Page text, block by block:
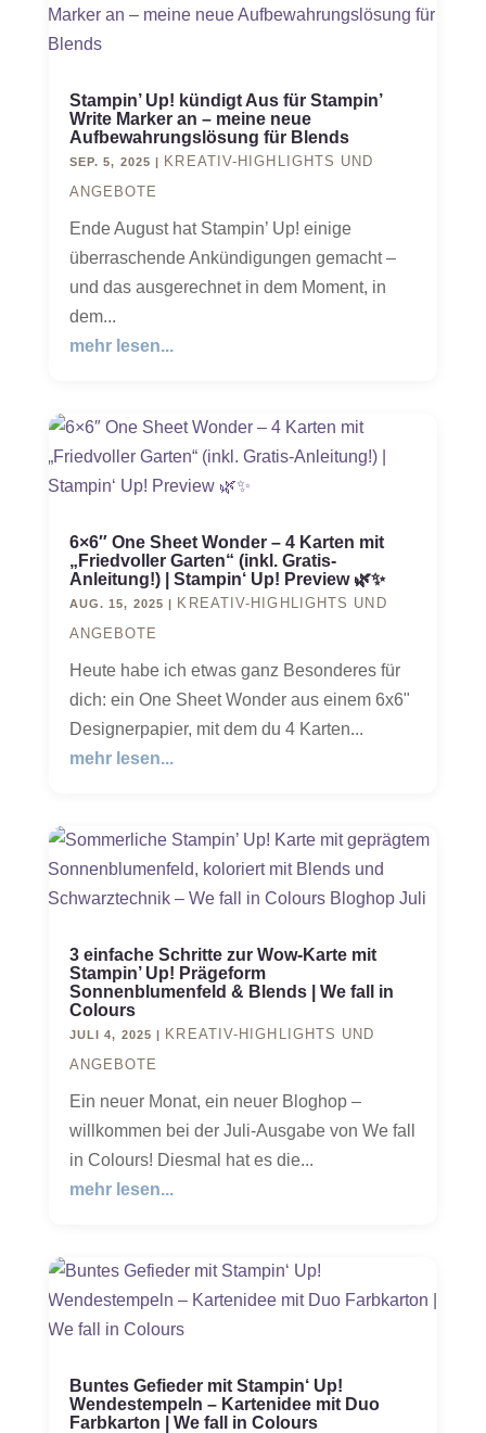
Stampin’ Up! kündigt Aus für Stampin’
Write Marker an – meine neue
Aufbewahrungslösung für Blends
SEP. 5, 2025 | KREATIV-HIGHLIGHTS UND
ANGEBOTE
Ende August hat Stampin’ Up! einige
überraschende Ankündigungen gemacht –
und das ausgerechnet in dem Moment, in
dem...
mehr lesen...
6×6″ One Sheet Wonder – 4 Karten mit
„Friedvoller Garten“ (inkl. Gratis-
Anleitung!) | Stampin‘ Up! Preview 🌿✨
AUG. 15, 2025 | KREATIV-HIGHLIGHTS UND
ANGEBOTE
Heute habe ich etwas ganz Besonderes für
dich: ein One Sheet Wonder aus einem 6x6"
Designerpapier, mit dem du 4 Karten...
mehr lesen...
3 einfache Schritte zur Wow-Karte mit
Stampin’ Up! Prägeform
Sonnenblumenfeld & Blends | We fall in
Colours
JULI 4, 2025 | KREATIV-HIGHLIGHTS UND
ANGEBOTE
Ein neuer Monat, ein neuer Bloghop –
willkommen bei der Juli-Ausgabe von We fall
in Colours! Diesmal hat es die...
mehr lesen...
Buntes Gefieder mit Stampin‘ Up!
Wendestempeln – Kartenidee mit Duo
Farbkarton | We fall in Colours